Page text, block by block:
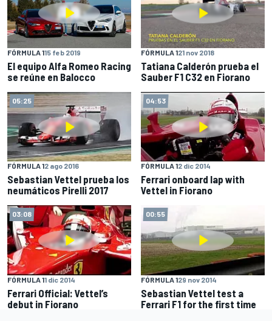
FÓRMULA 115 feb 2019
El equipo Alfa Romeo Racing
se reúne en Balocco
FÓRMULA 121 nov 2018
Tatiana Calderón prueba el
Sauber F1 C32 en Fiorano
05:25
FÓRMULA 12 ago 2016
Sebastian Vettel prueba los
neumáticos Pirelli 2017
04:53
FÓRMULA 12 dic 2014
Ferrari onboard lap with
Vettel in Fiorano
03:08
FÓRMULA 11 dic 2014
Ferrari Official: Vettel’s
debut in Fiorano
00:55
FÓRMULA 129 nov 2014
Sebastian Vettel test a
Ferrari F1 for the first time